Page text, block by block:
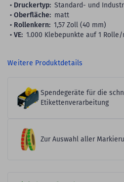
Druckertyp: Standard- und
Oberfläche: matt
Rollenkern: 1,57 Zoll (40 mm)
VE: 1.000 Klebepunkte auf 1 Rolle/
Weitere Produktdetails
Spendegeräte für die
Etikettenverarbeitung
Zur Auswahl aller